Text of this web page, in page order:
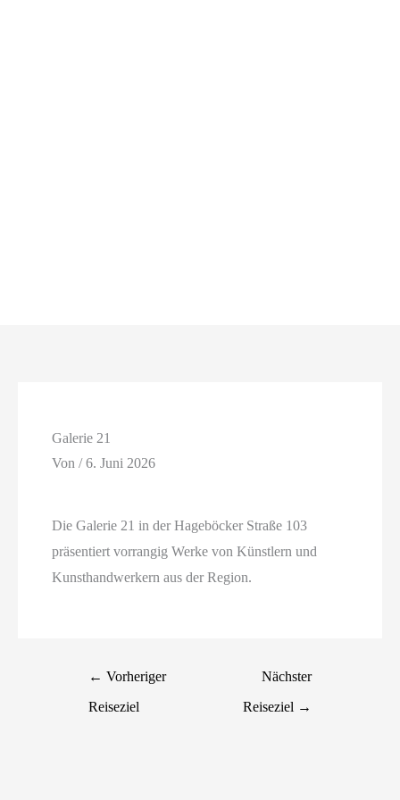
Galerie 21
Von/6. Juni 2026
Die Galerie 21 in der Hageböcker Straße 103
präsentiert vorrangig Werke von Künstlern und
Kunsthandwerkern aus der Region.
← Vorheriger
Reiseziel
Nächster
Reiseziel →